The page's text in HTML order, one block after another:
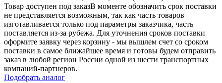
Товар доступен под заказВ моменте обозначить срок поставки
не представляется возможным, так как часть товаров
изготавливается только под параметры заказчика, часть
поставляется из-за рубежа. Для уточнения сроков поставки
оформите заявку через корзину - мы вышлем счет со сроком
поставки в самое ближайшее время и готовы будем отправить
заказ в любой регион России одной из шести транспортных
компаний-партнеров.
Подобрать аналог